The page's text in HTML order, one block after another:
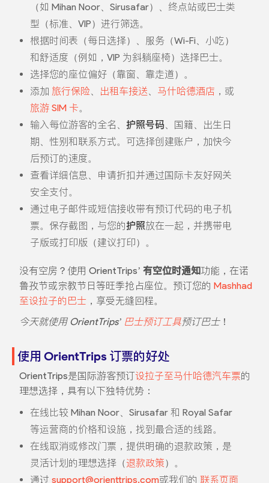
（如 Mihan Noor、Sirusafar）、终点站或巴士类
型（标准、VIP）进行筛选。
根据时间表（每日选择）、服务（Wi-Fi、小吃）
和舒适度（例如，VIP 为斜躺座椅）选择巴士。
选择您的座位偏好（靠窗、靠走道）。
添加 旅行保险、 出租车接送 马什哈德酒店 ，或
旅游 SIM 卡。
输入每位游客的全名、 护照号码 、国籍、出生日
期、性别和联系方式。可选择创建账户，加快今
后预订的速度。
查看详细信息、申请折扣并通过国际卡友好网关
安全支付。
通过电子邮件或短信接收带有预订代码的电子机
票。保存截图，与您的护照放在一起，并携带电
子版或打印版（建议打印）。
没有空房？使用 OrientTrips’ 有空位时通知功能，在诺
鲁孜节或宗教节日等旺季抢占座位。预订您的 Mashhad
至设拉子的巴士 ，享受无缝回程。
今天就使用 OrientTrips’ 巴士预订工具预订巴士！
使用 OrientTrips 订票的好处
OrientTrips是国际游客预订设拉子至马什哈德汽车票的
理想选择，具有以下独特优势：
在线比较 Mihan Noor、Sirusafar 和 Royal Safar
等运营商的价格和设施，找到最合适的线路。
在线取消或修改门票，提供明确的退款政策，是
灵活计划的理想选择（退款政策）。
通过 support@orienttrips.com或我们的 联系页面